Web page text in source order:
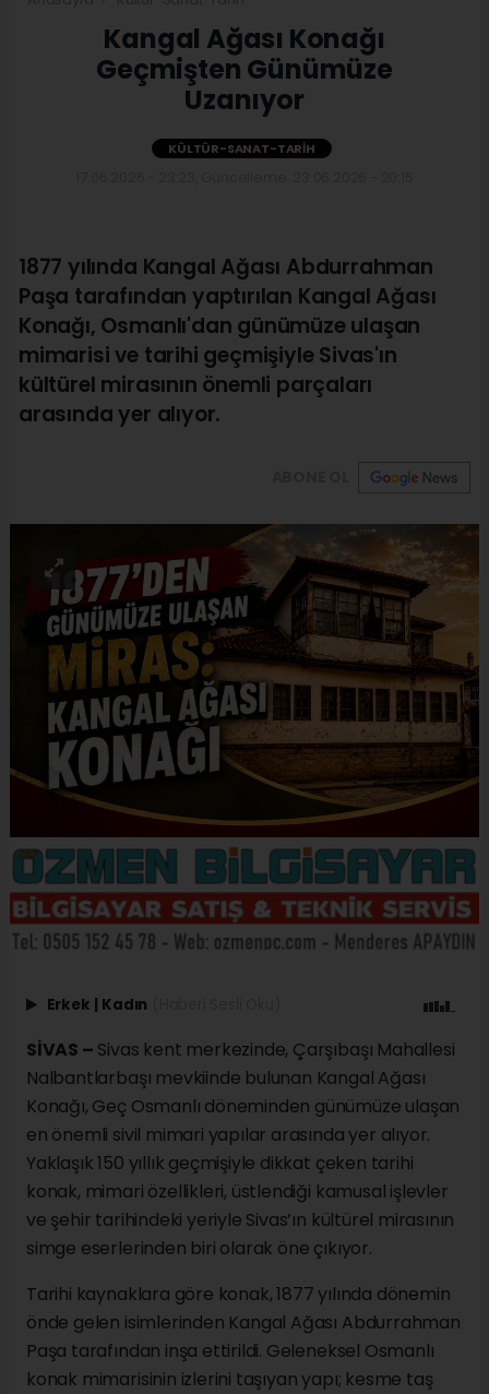
Kangal Ağası Konağı
Geçmişten Günümüze
Uzanıyor
KÜLTÜR-SANAT-TARIH
1877 yılında Kangal Ağası Abdurrahman
Paşa tarafından yaptırılan Kangal Ağası
Konağı, Osmanlı'dan günümüze ulaşan
mimarisi ve tarihi geçmişiyle Sivas'ın
kültürel mirasının önemli parçaları
arasında yer alıyor.
Erkek Kadın
SİVAS – Sivas kent merkezinde, Çarşıbaşı Mahallesi
Nalbantlarbaşı mevkiinde bulunan Kangal Ağası
Konağı, Geç Osmanlı döneminden günümüze ulaşan
en önemli sivil mimari yapılar arasında yer alıyor.
Yaklaşık 150 yıllık geçmişiyle dikkat çeken tarihi
konak, mimari özellikleri, üstlendiği kamusal işlevler
ve şehir tarihindeki yeriyle Sivas’ın kültürel mirasının
simge eserlerinden biri olarak öne çıkıyor.
Tarihi kaynaklara göre konak, 1877 yılında dönemin
önde gelen isimlerinden Kangal Ağası Abdurrahman
Paşa tarafından inşa ettirildi. Geleneksel Osmanlı
konak mimarisinin izlerini taşıyan yapı; kesme taş